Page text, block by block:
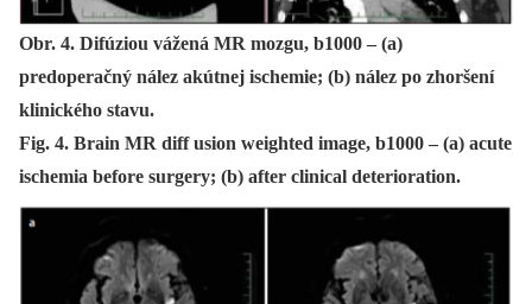
Obr. 4. Difúziou vážená MR mozgu, b1000 – (a)
predoperačný nález akútnej ischemie; (b) nález po zhoršení
klinického stavu.
Fig. 4. Brain MR diff usion weighted image, b1000 – (a) acute
ischemia before surgery; (b) after clinical deterioration.